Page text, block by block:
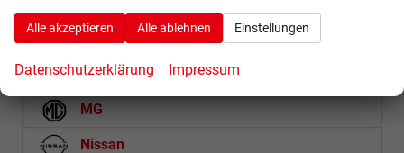
Kia
Mercedes-Benz
MG
Nissan
Alle akzeptieren Alle ablehnen Einstellungen
Datenschutzerklärung Impressum